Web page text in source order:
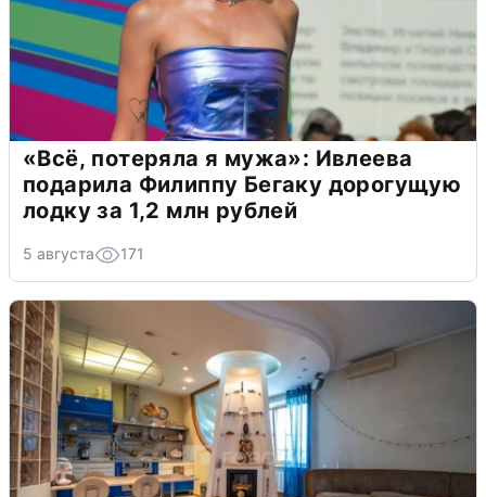
«Всё, потеряла я мужа»: Ивлеева
подарила Филиппу Бегаку дорогущую
лодку за 1,2 млн рублей
5 августа 171